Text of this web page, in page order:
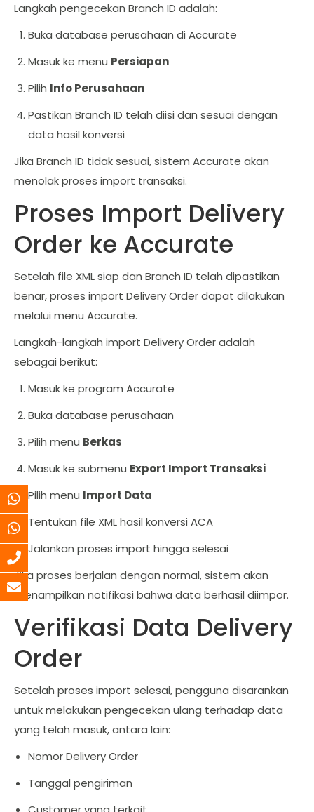
Langkah pengecekan Branch ID adalah:
Buka database perusahaan di Accurate
Masuk ke menu Persiapan
Pilih Info Perusahaan
Pastikan Branch ID telah diisi dan sesuai dengan
data hasil konversi
Jika Branch ID tidak sesuai, sistem Accurate akan
menolak proses import transaksi.
Proses Import Delivery
Order ke Accurate
Setelah file XML siap dan Branch ID telah dipastikan
benar, proses import Delivery Order dapat dilakukan
melalui menu Accurate.
Langkah-langkah import Delivery Order adalah
sebagai berikut:
Masuk ke program Accurate
Buka database perusahaan
Pilih menu Berkas
Masuk ke submenu Export Import Transaksi
Pilih menu Import Data
Tentukan file XML hasil konversi ACA
Jalankan proses import hingga selesai
Jika proses berjalan dengan normal, sistem akan
menampilkan notifikasi bahwa data berhasil diimpor.
Verifikasi Data Delivery
Order
Setelah proses import selesai, pengguna disarankan
untuk melakukan pengecekan ulang terhadap data
yang telah masuk, antara lain:
Nomor Delivery Order
Tanggal pengiriman